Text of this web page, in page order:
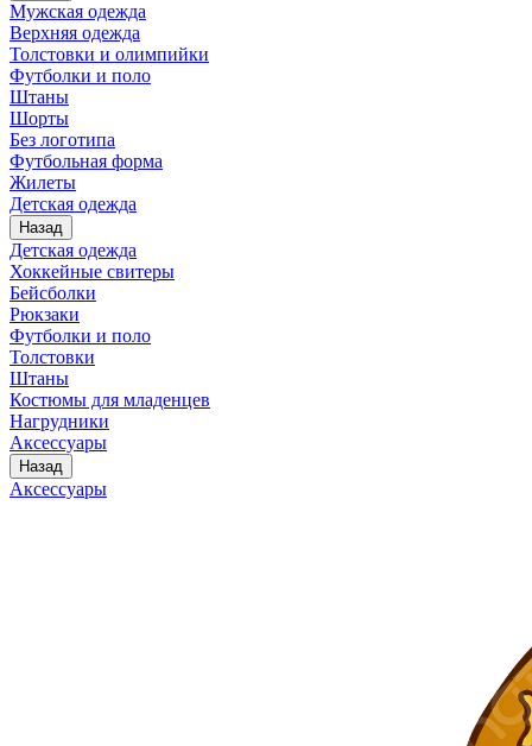
Мужская одежда
Верхняя одежда
Толстовки и олимпийки
Футболки и поло
Штаны
Шорты
Без логотипа
Футбольная форма
Жилеты
Детская одежда
Назад
Детская одежда
Хоккейные свитеры
Бейсболки
Рюкзаки
Футболки и поло
Толстовки
Штаны
Костюмы для младенцев
Нагрудники
Аксессуары
Назад
Аксессуары